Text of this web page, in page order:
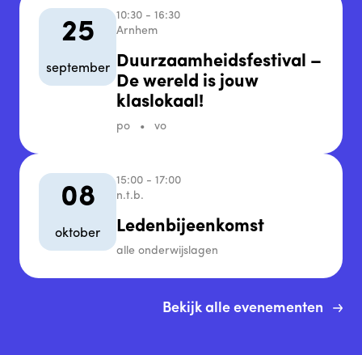
25
september
10:30 - 16:30
Arnhem
Duurzaamheidsfestival –
De wereld is jouw
klaslokaal!
po vo
08
oktober
15:00 - 17:00
n.t.b.
Ledenbijeenkomst
alle onderwijslagen
Bekijk alle evenementen